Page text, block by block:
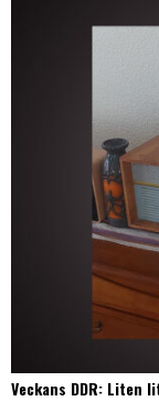
Veckans DDR: